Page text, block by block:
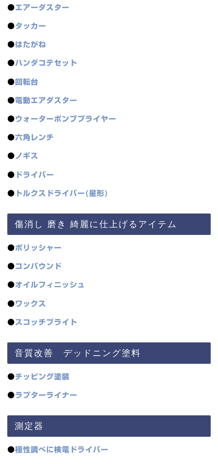
●エアーダスター
●タッカー
●はたがね
●ハンダコテセット
● 回転台
●電動エアダスター
●ウォーターポンププライヤー
●六角レンチ
●ノギス
● ドライバー
● トルクスドライバー(星形)
傷消し 磨き 綺麗に仕上げるアイテム
●ポリッシャー
●コンパウンド
●オイルフィニッシュ
●ワックス
●スコッチブライト
音質改善 デッドニング塗料
●チッピング塗装
●ラプターライナー
測定器
●極性調べに検電ドライバー